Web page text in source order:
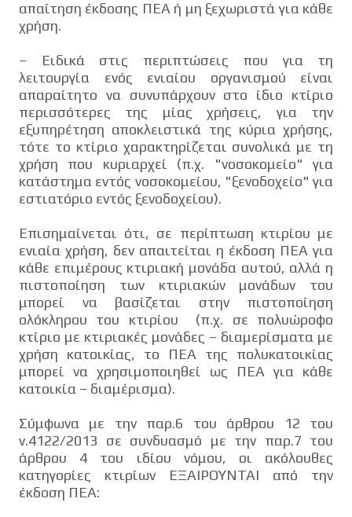
απαίτηση έκδοσης ΠΕΑ ή μη ξεχωριστά για κάθε
χρήση.
– Ειδικά στις περιπτώσεις που για τη
λειτουργία ενός ενιαίου οργανισμού είναι
απαραίτητο να συνυπάρχουν στο ίδιο κτίριο
περισσότερες της μίας χρήσεις, για την
εξυπηρέτηση αποκλειστικά της κύρια χρήσης,
τότε το κτίριο χαρακτηρίζεται συνολικά με τη
χρήση που κυριαρχεί (π.χ. "νοσοκομείο" για
κατάστημα εντός νοσοκομείου, "ξενοδοχείο" για
εστιατόριο εντός ξενοδοχείου).
Επισημαίνεται ότι, σε περίπτωση κτιρίου με
ενιαία χρήση, δεν απαιτείται η έκδοση ΠΕΑ για
κάθε επιμέρους κτιριακή μονάδα αυτού, αλλά η
πιστοποίηση των κτιριακών μονάδων του
μπορεί να βασίζεται στην πιστοποίηση
ολόκληρου του κτιρίου (π.χ. σε πολυώροφο
κτίριο με κτιριακές μονάδες – διαμερίσματα με
χρήση κατοικίας, το ΠΕΑ της πολυκατοικίας
μπορεί να χρησιμοποιηθεί ως ΠΕΑ για κάθε
κατοικία – διαμέρισμα).
Σύμφωνα με την παρ.6 του άρθρου 12 του
ν.4122/2013 σε συνδυασμό με την παρ.7 του
άρθρου 4 του ιδίου νόμου, οι ακόλουθες
κατηγορίες κτιρίων ΕΞΑΙΡΟΥΝΤΑΙ από την
έκδοση ΠΕΑ: